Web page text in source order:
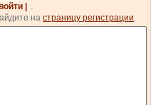
войти |
.
на страницу регистрации.